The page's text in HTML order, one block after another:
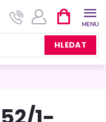
HLEDAT
NÁKUPNÍ
KOŠÍK